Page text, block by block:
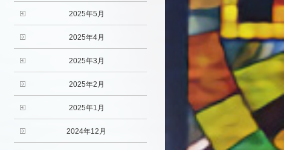
2025年5月
2025年4月
2025年3月
2025年2月
2025年1月
2024年12月